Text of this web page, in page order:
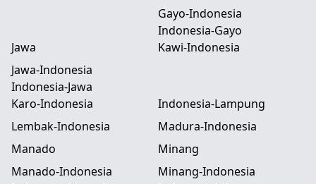
Gayo-Indonesia
Indonesia-Gayo
Jawa
Jawa-Indonesia
Indonesia-Jawa
Kawi-Indonesia
Karo-Indonesia
Indonesia-Lampung
Lembak-Indonesia
Madura-Indonesia
Manado
Manado-Indonesia
Minang
Minang-Indonesia